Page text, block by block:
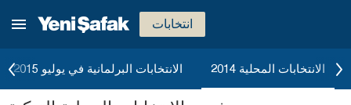
انتخابات
الانتخابات البرلمانية في يوليو 2015 الانتخابات المحلية 2014
إيسبارتا
قهرمان ماراش
قارابوك